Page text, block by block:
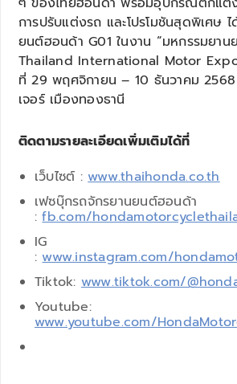
การปรับแต่งรถ และโปรโมชันสุดพิเศษ
ยนต์ฮอนด้า G01 ในงาน “มหกรรมยา
Thailand International Motor
ที่ 29 พฤศจิกายน – 10 ธันวาคม
เจอร์ เมืองทองธานี
ติดตามรายละเอียดเพิ่มเติมได้ที่
เว็บไซต์ :www.thaihonda.co.th
เฟซบุ๊กรถจักรยานยนต์ฮอนด้า
:fb.com/
IG
:www.instagram.com/
Tiktok: www.tiktok.com/
Youtube:
www.youtube.com/